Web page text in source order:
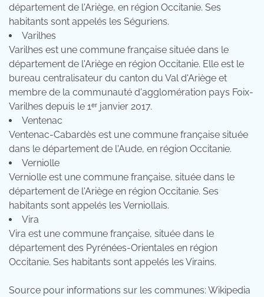
département de l'Ariège, en région Occitanie. Ses
habitants sont appelés les Séguriens.
Varilhes
Varilhes est une commune française située dans le
département de l'Ariège en région Occitanie. Elle est le
bureau centralisateur du canton du Val d'Ariège et
membre de la communauté d'agglomération pays Foix-
Varilhes depuis le 1ᵉʳ janvier 2017.
Ventenac
Ventenac-Cabardès est une commune française située
dans le département de l'Aude, en région Occitanie.
Verniolle
Verniolle est une commune française, située dans le
département de l'Ariège en région Occitanie. Ses
habitants sont appelés les Verniollais.
Vira
Vira est une commune française, située dans le
département des Pyrénées-Orientales en région
Occitanie. Ses habitants sont appelés les Virains.
Source pour informations sur les communes: Wikipedia